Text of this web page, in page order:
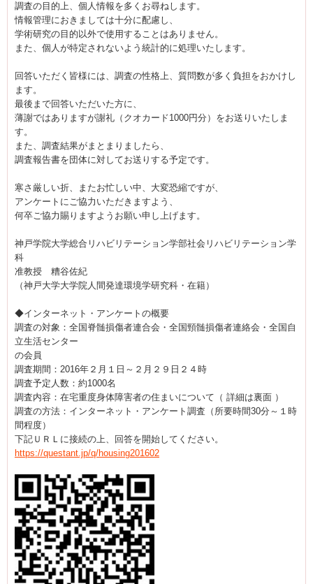
調査の目的上、個人情報を多くお尋ねします。
情報管理におきましては十分に配慮し、
学術研究の目的以外で使用することはありません。
また、個人が特定されないよう統計的に処理いたします。
回答いただく皆様には、調査の性格上、質問数が多く負担をおかけし
ます。
最後まで回答いただいた方に、
薄謝ではありますが謝礼（クオカード1000円分）をお送りいたしま
す。
また、調査結果がまとまりましたら、
調査報告書を団体に対してお送りする予定です。
寒さ厳しい折、またお忙しい中、大変恐縮ですが、
アンケートにご協力いただきますよう、
何卒ご協力賜りますようお願い申し上げます。
神戸学院大学総合リハビリテーション学部社会リハビリテーション学
科
准教授 糟谷佐紀
（神戸大学大学院人間発達環境学研究科・在籍）
◆インターネット・アンケートの概要
調査の対象：全国脊髄損傷者連合会・全国頸髄損傷者連絡会・全国自
立生活センター
の会員
調査期間：2016年２月１日～２月２９日２４時
調査予定人数：約1000名
調査内容：在宅重度身体障害者の住まいについて（ 詳細は裏面 ）
調査の方法：インターネット・アンケート調査（所要時間30分～１時
間程度）
下記ＵＲＬに接続の上、回答を開始してください。
https://questant.jp/q/housing201602